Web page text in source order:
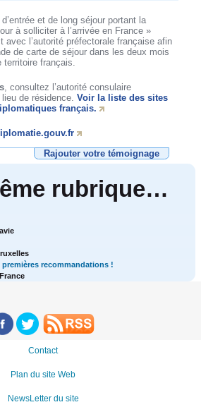
et de long séjour portant la
à solliciter à l’arrivée en France »
avec l’autorité préfectorale française afin
de carte de séjour dans les deux mois
territoire français.
, consultez l’autorité consulaire
lieu de résidence.Voir la liste des sites
français.
Rajouter votre témoignage
rubrique…
recommandations !
Contact
Plan du site Web
NewsLetter du site